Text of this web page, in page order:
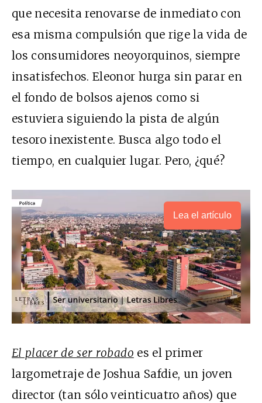
que necesita renovarse de inmediato con
esa misma compulsión que rige la vida de
los consumidores neoyorquinos, siempre
insatisfechos. Eleonor hurga sin parar en
el fondo de bolsos ajenos como si
estuviera siguiendo la pista de algún
tesoro inexistente. Busca algo todo el
tiempo, en cualquier lugar. Pero, ¿qué?
Lea el artículo
El placer de ser robado es el primer
largometraje de Joshua Safdie, un joven
director (tan sólo veinticuatro años) que